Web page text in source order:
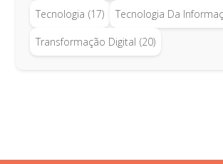
Tecnologia (17) Tecnologia Da
Transformação Digital (20)